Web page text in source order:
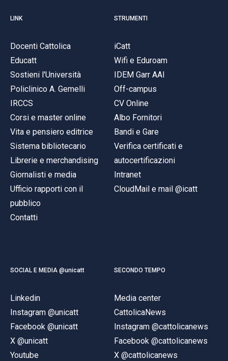
LINK
Docenti Cattolica
Educatt
Sostieni l'Università
Policlinico A. Gemelli
IRCCS
Corsi e master online
Vita e pensiero editrice
Sistema bibliotecario
Librerie e merchandising
Giornalisti e media
Ufficio rapporti con il
pubblico
Contatti
STRUMENTI
iCatt
Wifi e Eduroam
IDEM Garr AAI
Off-campus
CV Online
Albo Fornitori
Bandi e Gare
Verifica certificati e
autocertificazioni
Intranet
CloudMail e mail @icatt
SOCIAL E MEDIA @unicatt
Linkedin
Instagram @unicatt
Facebook @unicatt
X @unicatt
Youtube
SECONDO TEMPO
Media center
CattolicaNews
Instagram @cattolicanews
Facebook @cattolicanews
X @cattolicanews